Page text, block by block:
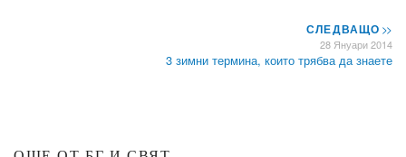
СЛЕДВАЩО>>
28 Януари 2014
3 зимни термина, които трябва да знаете